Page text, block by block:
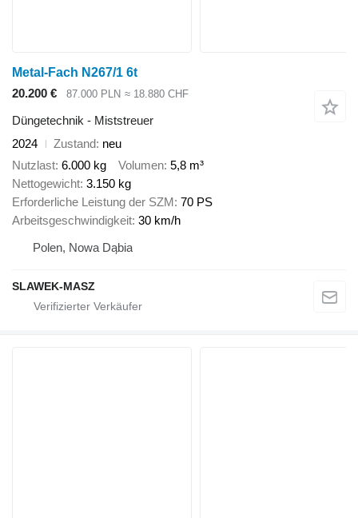
Metal-Fach N267/1 6t
20.200 €
87.000 PLN ≈ 18.880 CHF
Düngetechnik - Miststreuer
2024
Zustand neu
Nutzlast 6.000 kg Volumen 5,8 m³
Nettogewicht 3.150 kg
Erforderliche Leistung der SZM 70 PS
Arbeitsgeschwindigkeit 30 km/h
Polen, Nowa Dąbia
SLAWEK-MASZ